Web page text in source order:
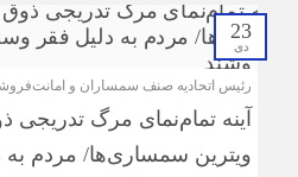
محیط‌زیست، مسیر آینده صنف
مردم افزایش بی رویه قیمت اجاره‌بها را
املاک می‌بینند؛ این در حالی است که ما
بی‌گناهیم
23
دی
رئیس اتحادیه صنف سمساران و
آینه تمام‌نمای مرگ
ویترین سمساری‌ها/ مردم به